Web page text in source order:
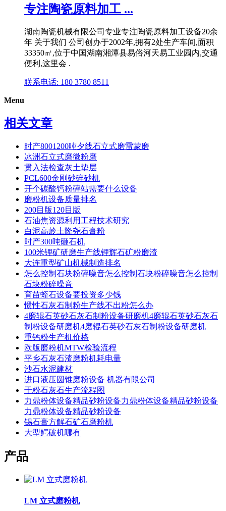
专注陶瓷原料加工 ...
湖南陶瓷机械有限公司专业专注陶瓷原料加工设备20余
年 关于我们 公司创办于2002年,拥有2处生产车间,面积
33350㎡,位于中国湖南湘潭县易俗河天易工业园内,交通
便利,这里会 .
联系电话: 180 3780 8511
Menu
相关文章
时产8001200吨夕线石立式磨雷蒙磨
冰洲石立式磨微粉磨
贯入法检查灰土垫层
PCL600金刚砂碎砂机
开个碳酸钙粉碎站需要什么设备
磨粉机设备质量排名
200目版120目版
石油焦资源利用工程技术研究
白泥高岭土隆尧石膏粉
时产300吨砸石机
100米锂矿研磨生产线锂辉石矿粉磨渣
大连重型矿山机械制造排名
怎么控制石块粉碎噪音怎么控制石块粉碎噪音怎么控制
石块粉碎噪音
育苗蛭石设备要投资多少钱
惯性石灰石制粉生产线不出粉怎么办
4磨辊石英砂石灰石制粉设备研磨机4磨辊石英砂石灰石
制粉设备研磨机4磨辊石英砂石灰石制粉设备研磨机
重钙粉生产机价格
欧版磨粉机MTW检验流程
平乡石灰石渣磨粉机耗电量
沙石水泥建材
进口液压圆锥磨粉设备 机器有限公司
干粉石灰石生产流程图
力鼎粉体设备精品砂粉设备力鼎粉体设备精品砂粉设备
力鼎粉体设备精品砂粉设备
锡石膏方解石矿石磨粉机
大型鳄破机哪有
产品
LM 立式磨粉机